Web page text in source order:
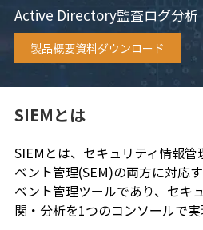
Active Directory監査ログ分析
製品概要資料ダウンロード
SIEMとは
SIEMとは、セキュリティ情報
ベント管理(SEM)の両方に対応
ベント管理ツールであり、セキ
関・分析を1つのコンソールで実